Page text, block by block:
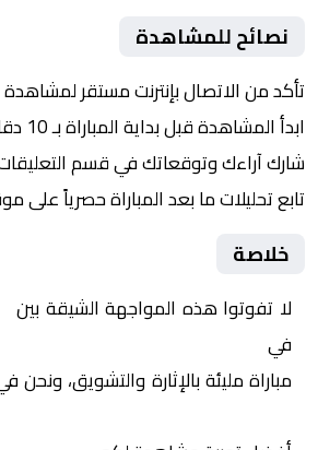
نصائح للمشاهدة
تأكد من الاتصال بإنترنت مستقر
ابدأ المشاهدة قبل بداية المباراة بـ 10 دقائق
شارك آراءك وتوقعاتك في قسم
تابع تحليلات ما بعد المباراة حصرياً على
خلاصة
لا تفوتوا هذه المواجهة الشيقة بين
في
مباراة مليئة بالإثارة والتشويق، ونحن